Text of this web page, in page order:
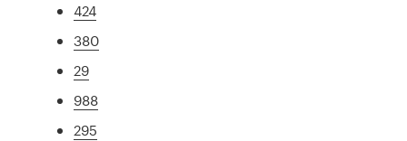
424
380
29
988
295